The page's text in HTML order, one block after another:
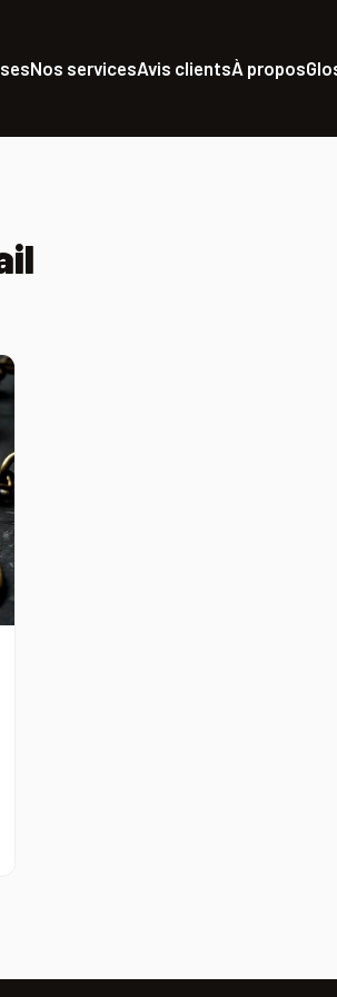
Nos servicesAvis clientsÀ propos